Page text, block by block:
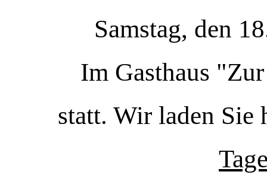
Samstag, den
Im Gasthaus
statt. Wir laden Sie